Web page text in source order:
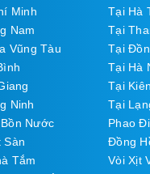
Minh
Tại Hà
Nam
Tại
Vũng Tàu
Tại
Tại Hà
Tại
Ninh
Tại
Nước
Phao
Sàn
Đồng
Tắm
Vòi Xịt